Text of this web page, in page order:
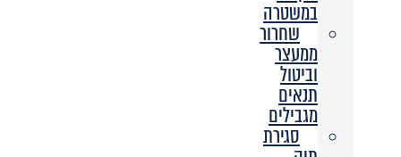
במשטרה
שחרור
ממעצר
וביטול
תנאים
מגבילים
סגירת